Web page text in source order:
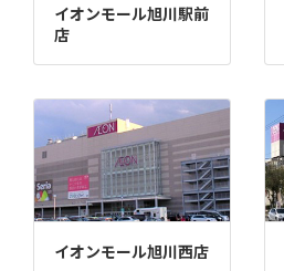
イオンモール旭川駅前
店
イオンモール旭川西店